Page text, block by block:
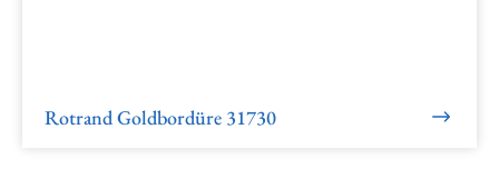
Rotrand Goldbordüre 31730